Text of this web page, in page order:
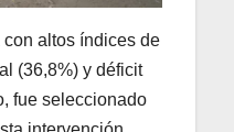
altos índices de
(36,8%) y déficit
fue seleccionado